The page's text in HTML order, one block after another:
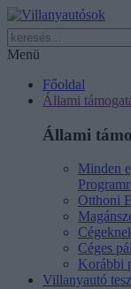
Menü
Főoldal
Állami
Állami
Minden
Otthoni
Céges
Korábbi
Villanyautó